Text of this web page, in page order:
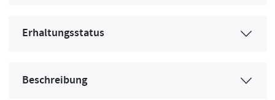
Erhaltungsstatus
Beschreibung